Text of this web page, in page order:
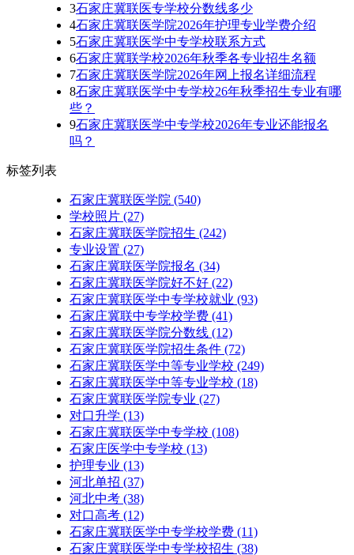
3石家庄冀联医专学校分数线多少
4石家庄冀联医学院2026年护理专业学费介绍
5石家庄冀联医学中专学校联系方式
6石家庄冀联学校2026年秋季各专业招生名额
7石家庄冀联医学院2026年网上报名详细流程
8石家庄冀联医学中专学校26年秋季招生专业有哪
些？
9石家庄冀联医学中专学校2026年专业还能报名
吗？
标签列表
石家庄冀联医学院 (540)
学校照片 (27)
石家庄冀联医学院招生 (242)
专业设置 (27)
石家庄冀联医学院报名 (34)
石家庄冀联医学院好不好 (22)
石家庄冀联医学中专学校就业 (93)
石家庄冀联中专学校学费 (41)
石家庄冀联医学院分数线 (12)
石家庄冀联医学院招生条件 (72)
石家庄冀联医学中等专业学校 (249)
石家庄冀联医学中等专业学校​ (18)
石家庄冀联医学院专业 (27)
对口升学 (13)
石家庄冀联医学中专学校 (108)
石家庄医学中专学校 (13)
护理专业 (13)
河北单招 (37)
河北中考 (38)
对口高考 (12)
石家庄冀联医学中专学校学费 (11)
石家庄冀联医学中专学校招生 (38)